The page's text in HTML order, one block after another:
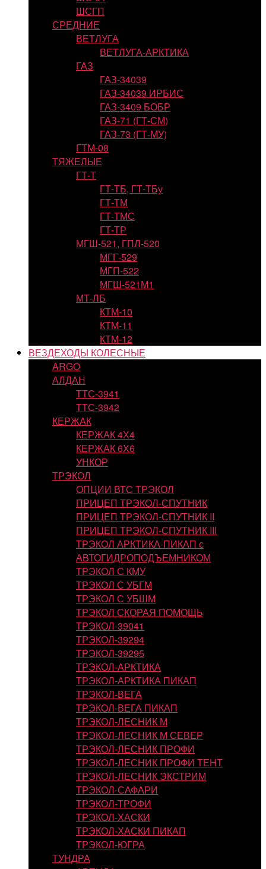
ШСГП
СРЕДНИЕ
ВЕТЛУГА
ВЕТЛУГА-АРКТИКА
ГАЗ
ГАЗ-34039
ГАЗ-34039 ИРБИС
ГАЗ-3409 БОБР
ГАЗ-71 (ГТ-СМ)
ГАЗ-73 (ГТ-МУ)
ГТМ-08
ТЯЖЕЛЫЕ
ГТ-Т
ГТ-ТБ, ГТ-ТБу
ГТ-ТМ
ГТ-ТМС
ГТ-ТР
МГШ-521, ГПЛ-520
МГГ-529
МГП-522
МГШ-521М1
МТ-ЛБ
КТМ-10
КТМ-11
КТМ-12
ВЕЗДЕХОДЫ КОЛЕСНЫЕ
ARGO
АЛДАН
ТТС-3941
ТТС-3942
КЕРЖАК
КЕРЖАК 4Х4
КЕРЖАК 6Х6
УНКОР
ТРЭКОЛ
ОПЦИИ ВТС ТРЭКОЛ
ПРИЦЕП ТРЭКОЛ-СПУТНИК
ПРИЦЕП ТРЭКОЛ-СПУТНИК II
ПРИЦЕП ТРЭКОЛ-СПУТНИК III
ТРЭКОЛ АРКТИКА-ПИКАП с
АВТОГИДРОПОДЪЕМНИКОМ
ТРЭКОЛ С КМУ
ТРЭКОЛ С УБГМ
ТРЭКОЛ С УБШМ
ТРЭКОЛ СКОРАЯ ПОМОЩЬ
ТРЭКОЛ-39041
ТРЭКОЛ-39294
ТРЭКОЛ-39295
ТРЭКОЛ-АРКТИКА
ТРЭКОЛ-АРКТИКА ПИКАП
ТРЭКОЛ-ВЕГА
ТРЭКОЛ-ВЕГА ПИКАП
ТРЭКОЛ-ЛЕСНИК М
ТРЭКОЛ-ЛЕСНИК М СЕВЕР
ТРЭКОЛ-ЛЕСНИК ПРОФИ
ТРЭКОЛ-ЛЕСНИК ПРОФИ ТЕНТ
ТРЭКОЛ-ЛЕСНИК ЭКСТРИМ
ТРЭКОЛ-САФАРИ
ТРЭКОЛ-ТРОФИ
ТРЭКОЛ-ХАСКИ
ТРЭКОЛ-ХАСКИ ПИКАП
ТРЭКОЛ-ЮГРА
ТУНДРА